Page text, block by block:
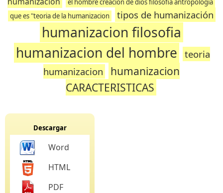
el hombre creacion de dios filosofia antropologia
que es "teoria de la humanizacion
tipos de humanización
humanizacion filosofia
humanizacion del hombre
teoria
humanizacion
humanizacion
CARACTERISTICAS
Descargar
Word
HTML
PDF